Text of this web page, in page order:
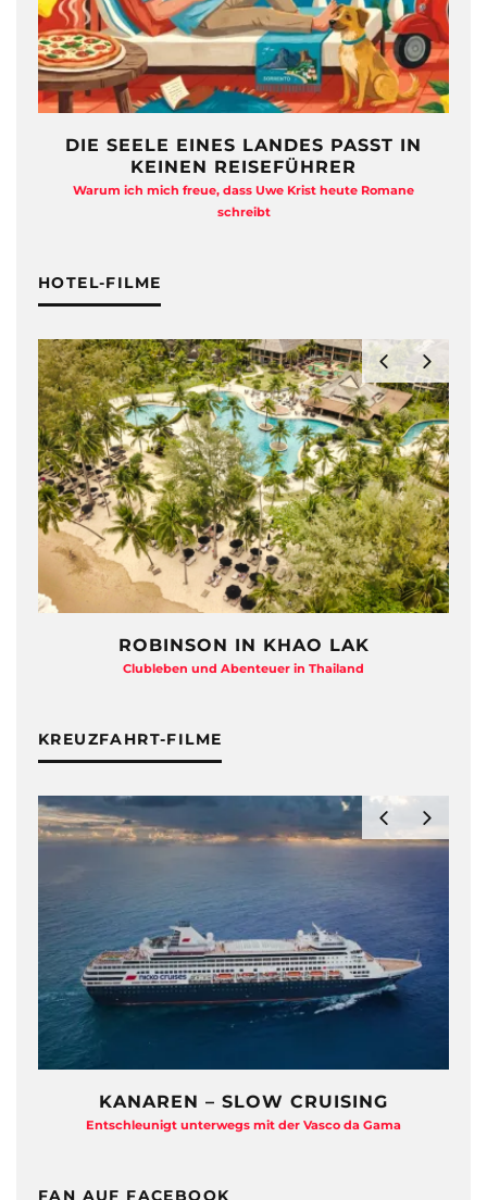
IN
FREIHEIT AUF ZWÖLF
QUADRATMETERN
Anja Kocherscheidts „Lasterleben“ ist kein Aussteiger-
HOTEL-FILME
HAYMAN ISLAND – QUEENSLAND
Beton-Beauty am Barrier Reef
KREUZFAHRT-FILME
da Gama
ZDF TRAUMSCHIFF
Eine Backstage-Reportage von den
FAN AUF FACEBOOK